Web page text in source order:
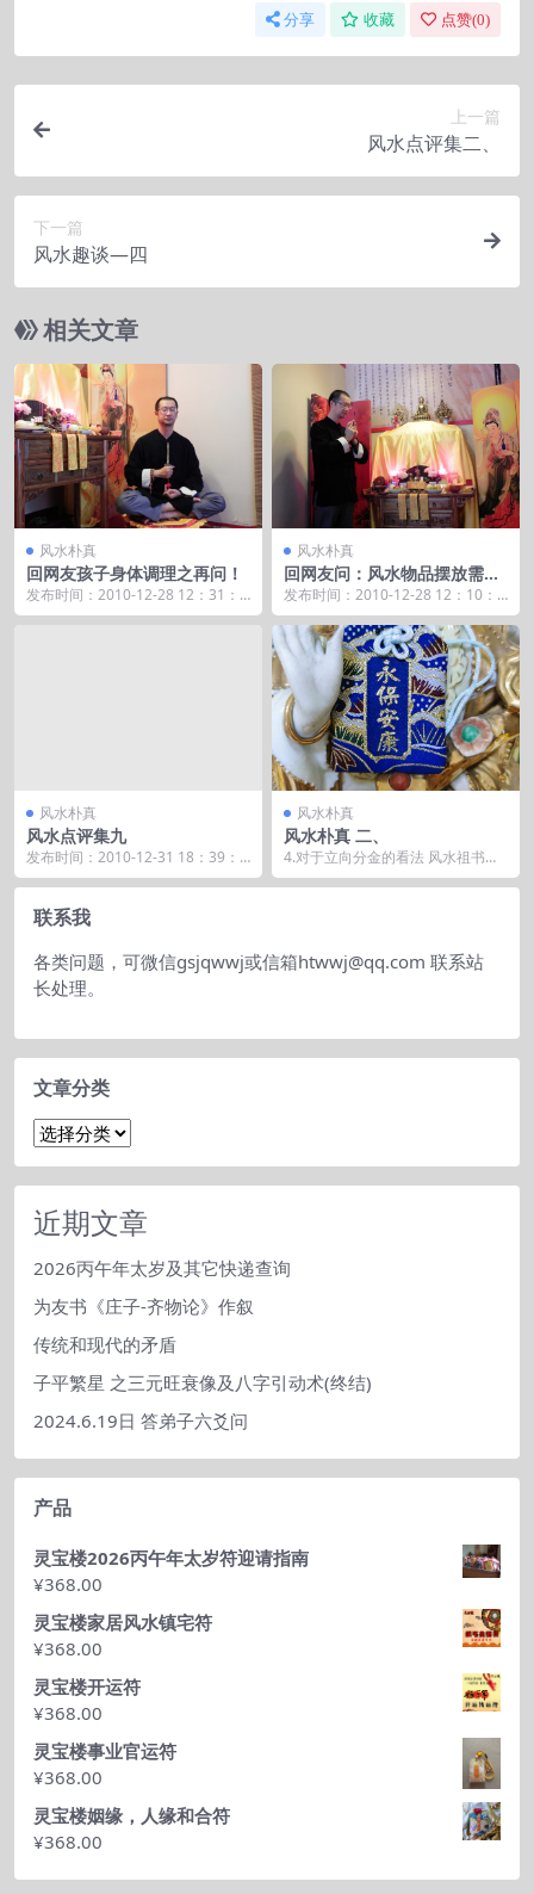
分享 收藏 点赞(0)
上一篇
风水点评集二、
下一篇
风水趣谈—四
相关文章
风水朴真
回网友孩子身体调理之再问！
发布时间：2010-12-28 12：31：3
2 海天老师： 您好...
风水朴真
回网友问：风水物品摆放需要
择吉么？
发布时间：2010-12-28 12：10：2
6 &nb...
风水朴真
风水点评集九
发布时间：2010-12-31 18：39：4
5 前几天请海天大师看了下我家的
风...
风水朴真
风水朴真 二、
4.对于立向分金的看法 风水祖书为
郭璞的《葬书》，全篇没提到过用
罗盘，只是提出来...
联系我
各类问题，可微信gsjqwwj或信箱htwwj@qq.com 联系站
长处理。
文章分类
文
分
类
近期文章
2026丙午年太岁及其它快递查询
为友书《庄子-齐物论》作叙
传统和现代的矛盾
子平繁星 之三元旺衰像及八字引动术(终结)
2024.6.19日 答弟子六爻问
产品
灵宝楼2026丙午年太岁符迎请指南
¥368.00
灵宝楼家居风水镇宅符
¥368.00
灵宝楼开运符
¥368.00
灵宝楼事业官运符
¥368.00
灵宝楼姻缘，人缘和合符
¥368.00